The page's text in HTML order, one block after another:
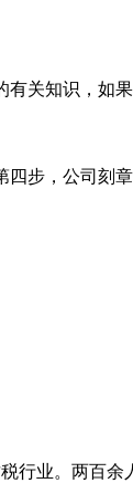
关知识，如
步，公司刻
业。两百余